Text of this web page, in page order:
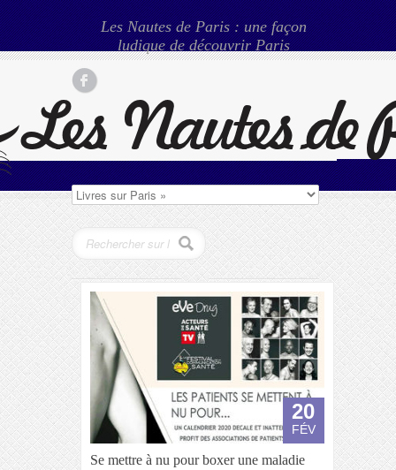
Les Nautes de Paris : une façon
ludique de découvrir Paris
20
FÉV
Se mettre à nu pour boxer une maladie